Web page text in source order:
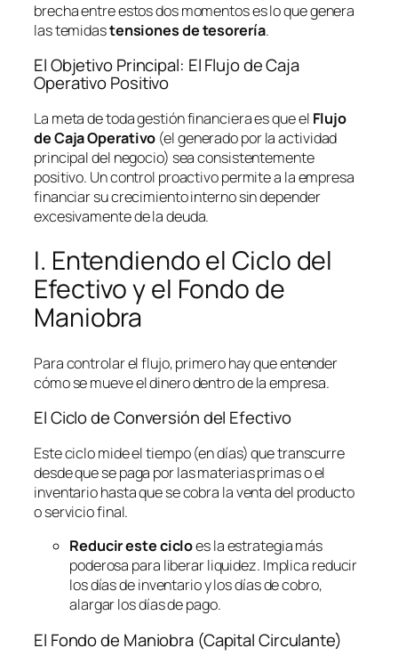
brecha entre estos dos momentos es lo que genera
las temidastensiones de tesorería.
El Objetivo Principal: El Flujo de Caja
Operativo Positivo
La meta de toda gestión financiera es que el Flujo
de Caja Operativo (el generado por la actividad
principal del negocio) sea consistentemente
positivo. Un control proactivo permite a la empresa
financiar su crecimiento interno sin depender
excesivamente de la deuda.
I. Entendiendo el Ciclo del
Efectivo y el Fondo de
Maniobra
Para controlar el flujo, primero hay que entender
cómo se mueve el dinero dentro de la empresa.
El Ciclo de Conversión del Efectivo
Este ciclo mide el tiempo (en días) que transcurre
desde que se paga por las materias primas o el
inventario hasta que se cobra la venta del producto
o servicio final.
Reducir este cicloes la estrategia más
poderosa para liberar liquidez. Implica reducir
los días de inventario y los días de cobro,
alargar los días de pago.
El Fondo de Maniobra (Capital Circulante)